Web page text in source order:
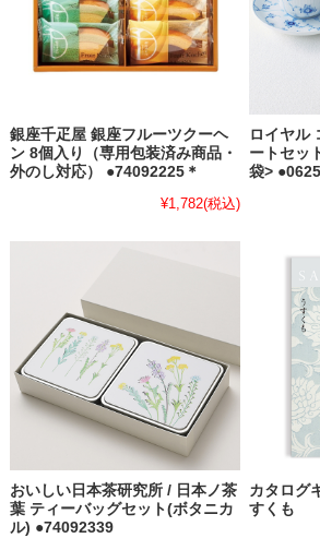
銀座千疋屋 銀座フルーツクーヘ
ン 8個入り（専用包装済み商品・
外のし対応） ●74092225＊
¥1,782(税込)
ロイヤル
ートセッ
袋>
おいしい日本茶研究所 / 日本ノ茶
葉 ティーバッグセット(ボタニカ
ル) ●74092339
カタログ
すくも